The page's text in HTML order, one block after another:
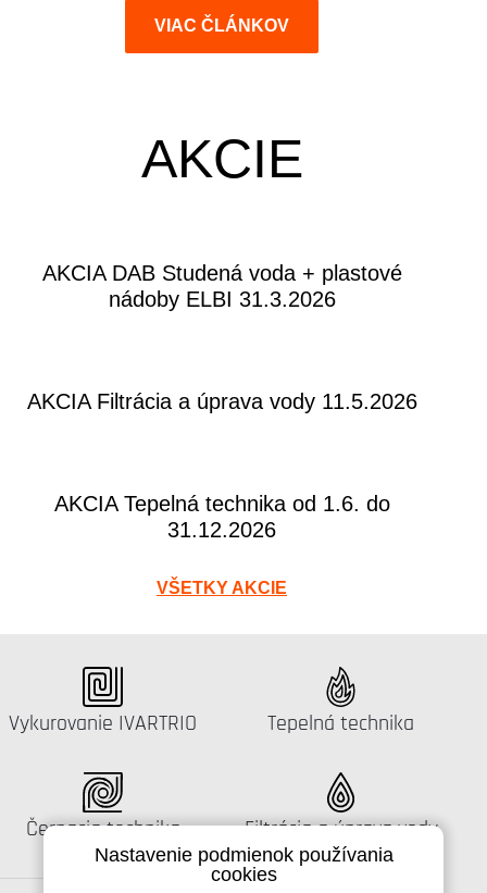
Nastavenie podmienok používania
cookies
VIAC ČLÁNKOV
AKCIE
AKCIA DAB Studená voda + plastové
nádoby ELBI 31.3.2026
AKCIA Filtrácia a úprava vody 11.5.2026
AKCIA Tepelná technika od 1.6. do
31.12.2026
VŠETKY AKCIE
Katalógus:
Vykurovanie IVARTRIO Katalógus:
Tepelná technika
Katalógus:
Čerpacia technika Katalógus:
Filtrácia a úprava vody